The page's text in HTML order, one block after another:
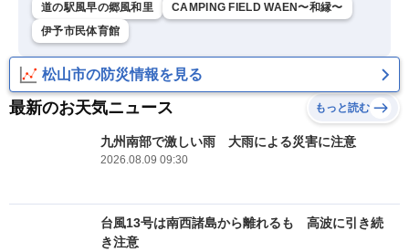
道の駅風早の郷風和里
CAMPING FIELD WAEN〜和縁〜
伊予市民体育館
松山市の防災情報を見る
最新のお天気ニュース もっと読む
九州南部で激しい雨 大雨による災害に注意
2026.08.09 09:30
台風13号は南西諸島から離れるも 高波に引き続
き注意